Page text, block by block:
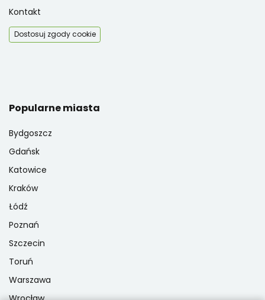
Kontakt
Dostosuj zgody cookie
Popularne miasta
Bydgoszcz
Gdańsk
Katowice
Kraków
Łódź
Poznań
Szczecin
Toruń
Warszawa